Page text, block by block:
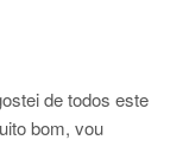
de todos este
bom, vou